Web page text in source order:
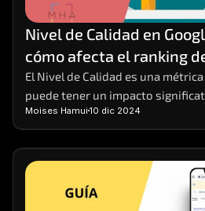
Nivel de Calidad en
cómo afecta el ranking
cómo mejorarlo
El Nivel de Calidad es una
puede tener un impacto
Moises Hamui 10 dic 2024